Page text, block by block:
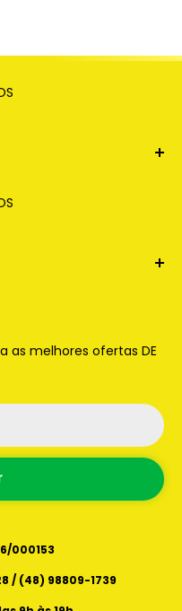
se dá em
88101101
321, kobrasol
- Santa Catarina -
98809-1739
as melhores ofertas DE
000153
/ (48) 98809-1739